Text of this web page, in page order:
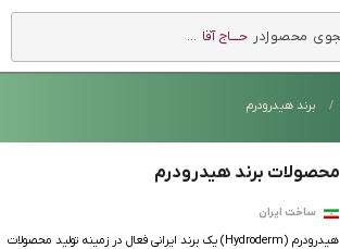
در حــــاج آقا ...
برند هیدرودرم
محصولات برند هیدرودرم
ساخت ایران
هیدرودرم (Hydroderm) یک برند ایرانی فعال در زمینه تولید محصولات